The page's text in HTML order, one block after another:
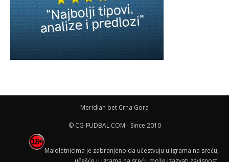
Meridian bet Crna Gora
© CG-FUDBAL.COM - Since 2010
Maloletnicima je zabranjeno da učestvuju u igrama na sreću,